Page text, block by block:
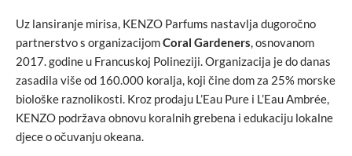
Uz lansiranje mirisa, KENZO Parfums nastavlja dugoročno
partnerstvo s organizacijomCoral Gardeners, osnovanom
2017. godine u Francuskoj Polineziji. Organizacija je do danas
zasadila više od 160.000 koralja, koji čine dom za 25% morske
biološke raznolikosti. Kroz prodaju L’Eau Pure i L’Eau Ambrée,
KENZO podržava obnovu koralnih grebena i edukaciju lokalne
djece o očuvanju okeana.